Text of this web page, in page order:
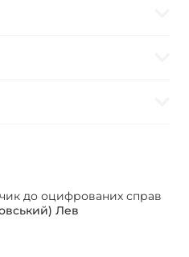
до оцифрованих справ
Лев